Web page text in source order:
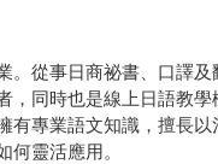
。從事日商祕書、口譯
，同時也是線上日語教學
有專業語文知識，擅長
何靈活應用。